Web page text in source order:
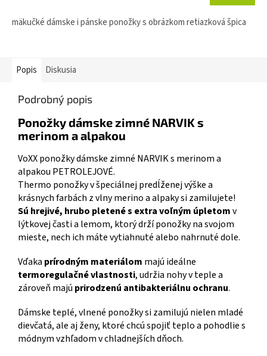
mäkučké dámske i pánske ponožky s obrázkom retiazková špica
Popis Diskusia
Podrobný popis
Ponožky dámske zimné NARVIK s
merinom a alpakou
VoXX ponožky dámske zimné NARVIK s merinom a
alpakou PETROLEJOVÉ.
Thermo ponožky v špeciálnej predĺženej výške a
krásnych farbách z vlny merino a alpaky si zamilujete!
Sú hrejivé, hrubo pletené s extra voľným úpletomv
lýtkovej časti a lemom, ktorý drží ponožky na svojom
mieste, nech ich máte vytiahnuté alebo nahrnuté dole.
Vďaka prírodným materiálom majú ideálne
termoregulačné vlastnosti, udržia nohy v teple a
zároveň majú prirodzenú antibakteriálnu ochranu.
Dámske teplé, vlnené ponožky si zamilujú nielen mladé
dievčatá, ale aj ženy, ktoré chcú spojiť teplo a pohodlie s
módnym vzhľadom v chladnejších dňoch.